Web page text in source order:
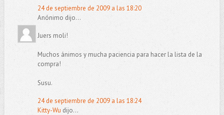
24 de septiembre de 2009 a las 18:20
Anónimo dijo...
Juers moli!
Muchos ánimos y mucha paciencia para hacer la lista de la
compra!
Susu.
24 de septiembre de 2009 a las 18:24
Kitty-Wu dijo...